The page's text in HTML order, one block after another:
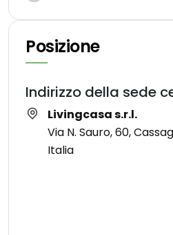
Posizione
Indirizzo della sede
Livingcasa s.r.l.
Via N. Sauro, 60,
Italia